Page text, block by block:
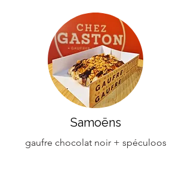
Samoëns
gaufre chocolat noir + spéculoos